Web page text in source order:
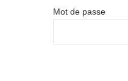
Mot de passe